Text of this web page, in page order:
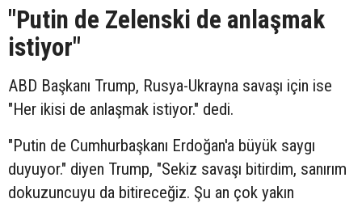
"Putin de Zelenski de anlaşmak
istiyor"
ABD Başkanı Trump, Rusya-Ukrayna savaşı için ise
"Her ikisi de anlaşmak istiyor." dedi.
"Putin de Cumhurbaşkanı Erdoğan'a büyük saygı
duyuyor." diyen Trump, "Sekiz savaşı bitirdim, sanırım
dokuzuncuyu da bitireceğiz. Şu an çok yakın